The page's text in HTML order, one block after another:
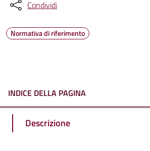
Condividi
Normativa di riferimento
INDICE DELLA PAGINA
Descrizione